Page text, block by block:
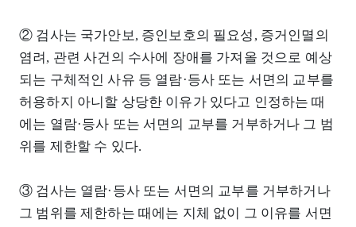
② 검사는 국가안보, 증인보호의 필요성, 증거인멸의
염려, 관련 사건의 수사에 장애를 가져올 것으로 예상
되는 구체적인 사유 등 열람·등사 또는 서면의 교부를
허용하지 아니할 상당한 이유가 있다고 인정하는 때
에는 열람·등사 또는 서면의 교부를 거부하거나 그 범
위를 제한할 수 있다.
③ 검사는 열람·등사 또는 서면의 교부를 거부하거나
그 범위를 제한하는 때에는 지체 없이 그 이유를 서면